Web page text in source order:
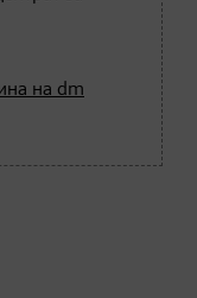
на dm